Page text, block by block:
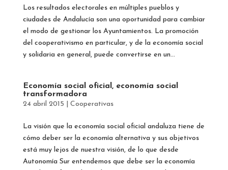
Los resultados electorales en múltiples pueblos y
ciudades de Andalucía son una oportunidad para cambiar
el modo de gestionar los Ayuntamientos. La promoción
del cooperativismo en particular, y de la economía social
y solidaria en general, puede convertirse en un...
Economía social oficial, economía social
transformadora
24 abril 2015 Cooperativas
La visión que la economía social oficial andaluza tiene de
cómo deber ser la economía alternativa y sus objetivos
está muy lejos de nuestra visión, de lo que desde
Autonomía Sur entendemos que debe ser la economía